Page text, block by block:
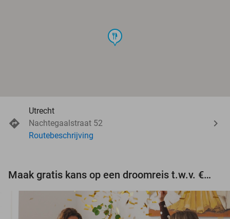
food
Utrecht
Nachtegaalstraat 52
Routebeschrijving
Maak gratis kans op een droomreis t.w.v. €3.000!